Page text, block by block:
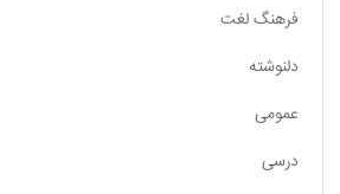
فرهنگ لغت
دلنوشته
عمومی
درسی